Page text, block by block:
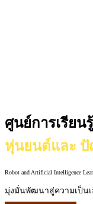
ศูนย์การเรียนรู้
หุ่นยนต์และ
Robot and Artificial Intelligence
มุ่งมั่นพัฒนาสู่ความเป็นเ